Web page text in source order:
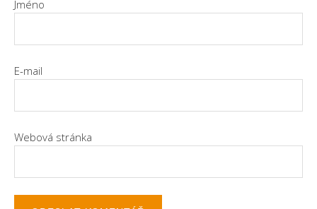
Jméno
E-mail
Webová stránka